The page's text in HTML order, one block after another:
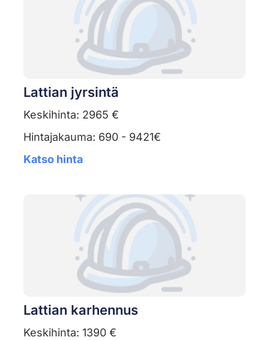
Lattian jyrsintä
Keskihinta: 2965 €
Hintajakauma: 690 - 9421€
Katso hinta
Lattian karhennus
Keskihinta: 1390 €